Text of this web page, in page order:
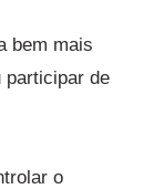
bem mais
participar de
o